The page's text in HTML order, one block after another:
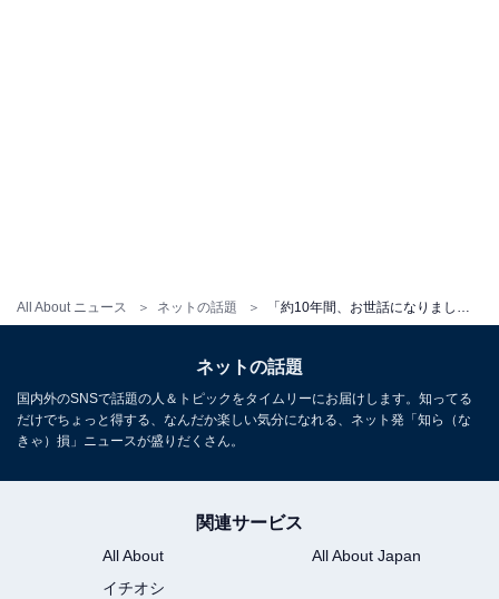
All About ニュース ネットの話題
ネットの話題
国内外のSNSで話題の人＆トピックをタイムリーにお届けします。知ってる
だけでちょっと得する、なんだか楽しい気分になれる、ネット発「知ら（な
きゃ）損」ニュースが盛りだくさん。
関連サービス
All About
All About Japan
イチオシ